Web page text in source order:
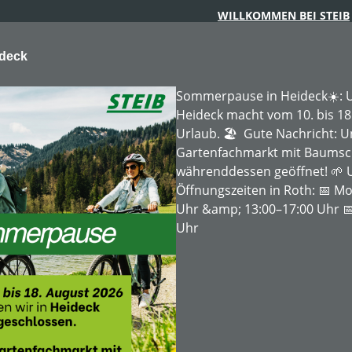
WILLKOMMEN BEI STEIB
FORSTTECHNIK BAUMSCHULE
Sommerpause in Heideck☀️:
Heideck macht vom 10. bis
Urlaub. 🏖️ Gute Nachricht:
Gartenfachmarkt mit
währenddessen geöffnet! 🌱
Öffnungszeiten in Roth: 📅
Uhr &amp; 13:00–17:00 Uhr
Uhr